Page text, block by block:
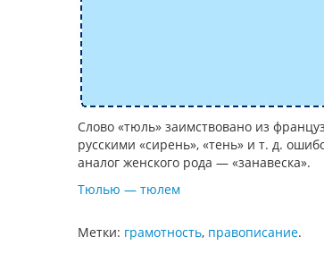
Слово «тюль» заимствовано из
русскими «сирень», «тень» и т. д.
аналог женского рода — «занавеска».
Тюлью — тюлем
Метки: грамотность, правописание.